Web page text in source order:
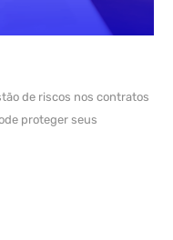
de riscos nos contratos
proteger seus